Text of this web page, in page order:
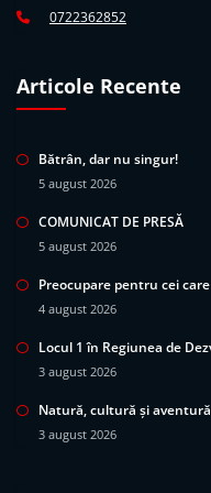
0722362852
Articole Recente
Bătrân, dar nu singur!
5 august 2026
COMUNICAT DE PRESĂ
5 august 2026
Preocupare pentru cei
4 august 2026
Locul 1 în Regiunea de
3 august 2026
Natură, cultură și
3 august 2026